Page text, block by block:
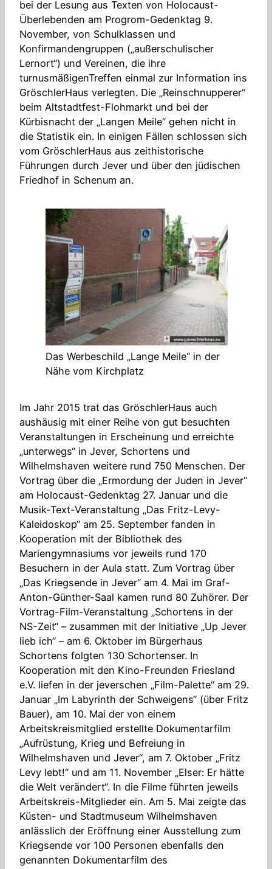
bei der Lesung aus Texten von Holocaust-
Überlebenden am Progrom-Gedenktag 9.
November, von Schulklassen und
Konfirmandengruppen („außerschulischer
Lernort“) und Vereinen, die ihre
turnusmäßigenTreffen einmal zur Information ins
GröschlerHaus verlegten. Die „Reinschnupperer“
beim Altstadtfest-Flohmarkt und bei der
Kürbisnacht der „Langen Meile“ gehen nicht in
die Statistik ein. In einigen Fällen schlossen sich
vom GröschlerHaus aus zeithistorische
Führungen durch Jever und über den jüdischen
Friedhof in Schenum an.
Das Werbeschild „Lange Meile“ in der
Nähe vom Kirchplatz
Im Jahr 2015 trat das GröschlerHaus auch
aushäusig mit einer Reihe von gut besuchten
Veranstaltungen in Erscheinung und erreichte
„unterwegs“ in Jever, Schortens und
Wilhelmshaven weitere rund 750 Menschen. Der
Vortrag über die „Ermordung der Juden in Jever“
am Holocaust-Gedenktag 27. Januar und die
Musik-Text-Veranstaltung „Das Fritz-Levy-
Kaleidoskop“ am 25. September fanden in
Kooperation mit der Bibliothek des
Mariengymnasiums vor jeweils rund 170
Besuchern in der Aula statt. Zum Vortrag über
„Das Kriegsende in Jever“ am 4. Mai im Graf-
Anton-Günther-Saal kamen rund 80 Zuhörer. Der
Vortrag-Film-Veranstaltung „Schortens in der
NS-Zeit“ – zusammen mit der Initiative „Up Jever
lieb ich“ – am 6. Oktober im Bürgerhaus
Schortens folgten 130 Schortenser. In
Kooperation mit den Kino-Freunden Friesland
e.V. liefen in der jeverschen „Film-Palette“ am 29.
Januar „Im Labyrinth der Schweigens“ (über Fritz
Bauer), am 10. Mai der von einem
Arbeitskreismitglied erstellte Dokumentarfilm
„Aufrüstung, Krieg und Befreiung in
Wilhelmshaven und Jever“, am 7. Oktober „Fritz
Levy lebt!“ und am 11. November „Elser: Er hätte
die Welt verändert“. In die Filme führten jeweils
Arbeitskreis-Mitglieder ein. Am 5. Mai zeigte das
Küsten- und Stadtmuseum Wilhelmshaven
anlässlich der Eröffnung einer Ausstellung zum
Kriegsende vor 100 Personen ebenfalls den
genannten Dokumentarfilm des